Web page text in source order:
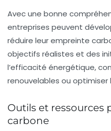
Avec une bonne
entreprises peuvent
réduire leur empreinte
objectifs réalistes et des
l’efficacité énergétique,
renouvelables ou optimiser
Outils et ressources
carbone